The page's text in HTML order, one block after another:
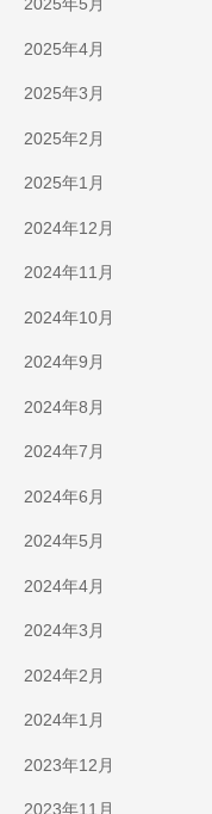
2025年5月
2025年4月
2025年3月
2025年2月
2025年1月
2024年12月
2024年11月
2024年10月
2024年9月
2024年8月
2024年7月
2024年6月
2024年5月
2024年4月
2024年3月
2024年2月
2024年1月
2023年12月
2023年11月